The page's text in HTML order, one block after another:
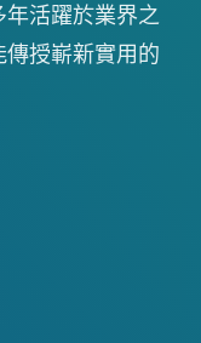
活躍於業界之
授嶄新實用的